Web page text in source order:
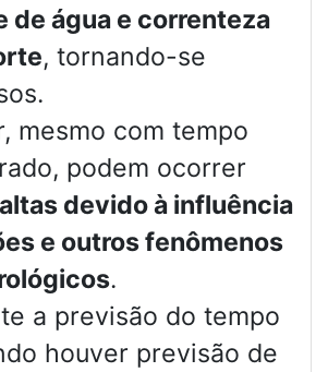
de água e correnteza
, tornando-se
mesmo com tempo
podem ocorrer
devido à influência
e outros fenômenos
.
a previsão do tempo
houver previsão de